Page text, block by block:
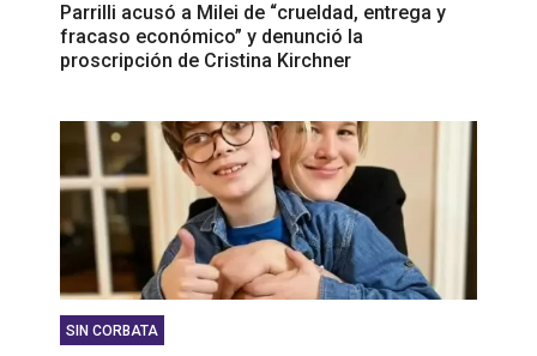
Parrilli acusó a Milei de “crueldad, entrega y
fracaso económico” y denunció la
proscripción de Cristina Kirchner
SIN CORBATA